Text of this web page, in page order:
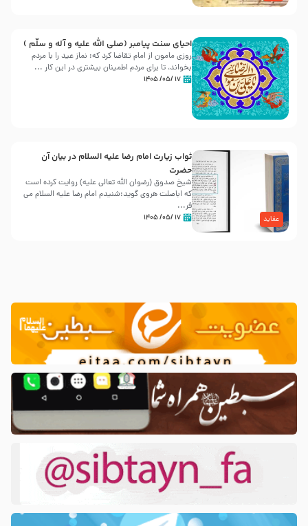
احیای سنت پیامبر (صلی الله علیه و آله و سلّم )
روزی مامون از امام تقاضا کرد که: نماز عید را با مردم
بخواند، تا برای مردم اطمینان بیشتری در این کار ...
۱۷ /۰۵/ ۱۴۰۵
عقاید
ثواب زیارت امام رضا علیه السلام در بیان آن
حضرت
شیخ صدوق (رضوان الله تعالی علیه) روایت کرده است
که اباصلت هروی گوید:شنیدم امام رضا علیه السلام می
فر...
۱۷ /۰۵/ ۱۴۰۵